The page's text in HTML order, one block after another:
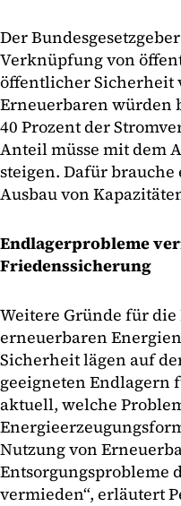
Der
Verknüpfung von
öffentlicher Sicherheit
Erneuerbaren würden
40 Prozent der
Anteil müsse mit dem
steigen. Dafür
Ausbau von
Endlagerprobleme
Friedenssicherung
Weitere Gründe für
erneuerbaren
Sicherheit lägen auf
geeigneten Endlagern
aktuell, welche
Nutzung von
Entsorgungsprobleme
vermieden“, erläutert